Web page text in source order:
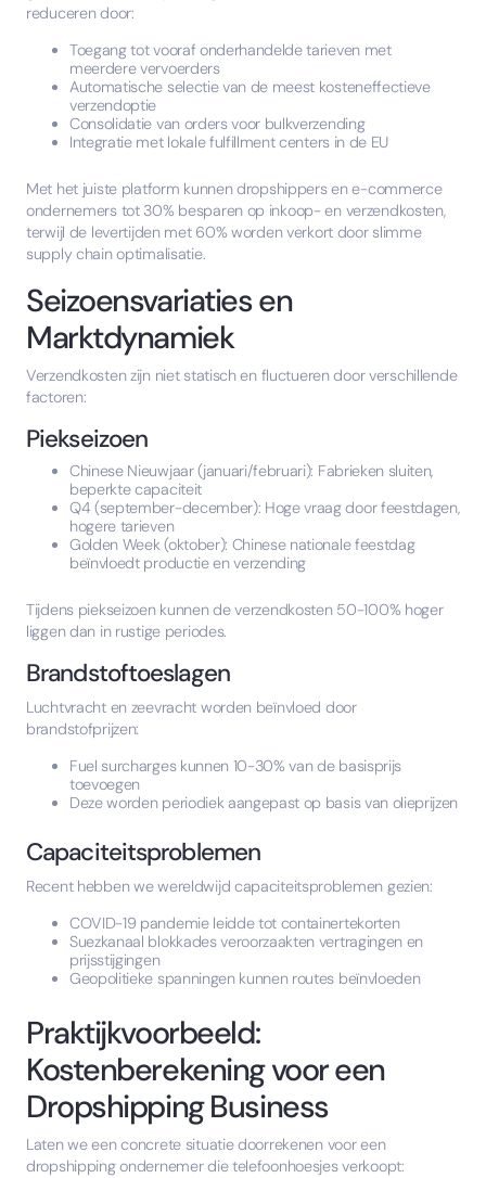
reduceren door:
Toegang tot vooraf onderhandelde tarieven met
meerdere vervoerders
Automatische selectie van de meest kosteneffectieve
verzendoptie
Consolidatie van orders voor bulkverzending
Integratie met lokale fulfillment centers in de EU
Met het juiste platform kunnen dropshippers en e-commerce
ondernemers tot 30% besparen op inkoop- en verzendkosten,
terwijl de levertijden met 60% worden verkort door slimme
supply chain optimalisatie.
Seizoensvariaties en
Marktdynamiek
Verzendkosten zijn niet statisch en fluctueren door verschillende
factoren:
Piekseizoen
Chinese Nieuwjaar (januari/februari): Fabrieken sluiten,
beperkte capaciteit
Q4 (september-december): Hoge vraag door feestdagen,
hogere tarieven
Golden Week (oktober): Chinese nationale feestdag
beïnvloedt productie en verzending
Tijdens piekseizoen kunnen de verzendkosten 50-100% hoger
liggen dan in rustige periodes.
Brandstoftoeslagen
Luchtvracht en zeevracht worden beïnvloed door
brandstofprijzen:
Fuel surcharges kunnen 10-30% van de basisprijs
toevoegen
Deze worden periodiek aangepast op basis van olieprijzen
Capaciteitsproblemen
Recent hebben we wereldwijd capaciteitsproblemen gezien:
COVID-19 pandemie leidde tot containertekorten
Suezkanaal blokkades veroorzaakten vertragingen en
prijsstijgingen
Geopolitieke spanningen kunnen routes beïnvloeden
Praktijkvoorbeeld:
Kostenberekening voor een
Dropshipping Business
Laten we een concrete situatie doorrekenen voor een
dropshipping ondernemer die telefoonhoesjes verkoopt: